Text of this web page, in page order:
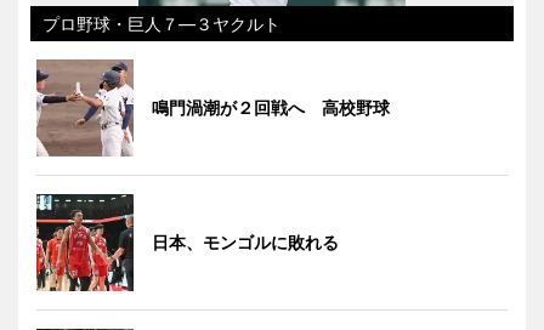
プロ野球・巨人７―３ヤクルト
鳴門渦潮が２回戦へ 高校野球
日本、モンゴルに敗れる